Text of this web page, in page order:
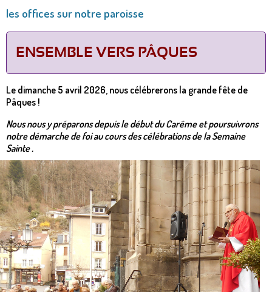
ici
les offices sur notre paroisse
ENSEMBLE VERS PÂQUES
Le dimanche 5 avril 2026, nous célébrerons la grande fête de
Pâques !
Nous nous y préparons depuis le début du Carême et poursuivrons
notre démarche de foi au cours des célébrations de la Semaine
Sainte .